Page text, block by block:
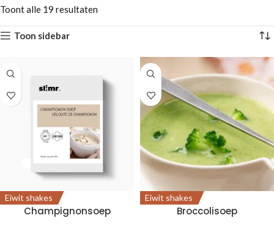
Toont alle 19 resultaten
Toon sidebar
Eiwit shakes
Champignonsoep
Eiwit shakes
Broccolisoep